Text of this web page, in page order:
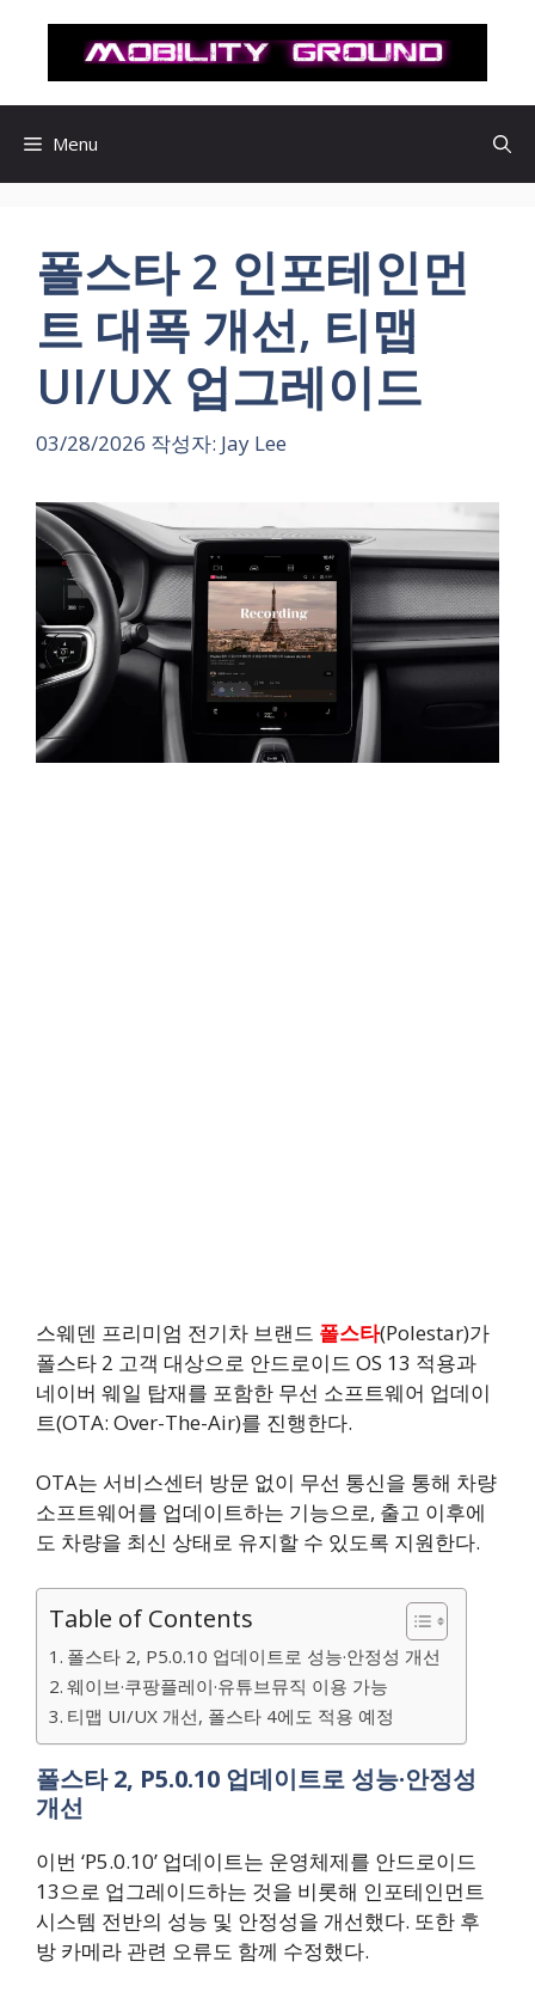
로
Menu
폴스타 2 인포테인먼
트 대폭 개선, 티맵
UI/UX 업그레이드
03/28/2026 작성자: Jay Lee
스웨덴 프리미엄 전기차 브랜드 폴스타(Polestar)가
폴스타 2 고객 대상으로 안드로이드 OS 13 적용과
네이버 웨일 탑재를 포함한 무선 소프트웨어 업데이
트(OTA: Over-The-Air)를 진행한다.
OTA는 서비스센터 방문 없이 무선 통신을 통해 차량
소프트웨어를 업데이트하는 기능으로, 출고 이후에
도 차량을 최신 상태로 유지할 수 있도록 지원한다.
Table of Contents
폴스타 2, P5.0.10 업데이트로 성능·안정성 개선
웨이브·쿠팡플레이·유튜브뮤직 이용 가능
티맵 UI/UX 개선, 폴스타 4에도 적용 예정
폴스타 2, P5.0.10 업데이트로 성능·안정성
개선
이번 ‘P5.0.10’ 업데이트는 운영체제를 안드로이드
13으로 업그레이드하는 것을 비롯해 인포테인먼트
시스템 전반의 성능 및 안정성을 개선했다. 또한 후
방 카메라 관련 오류도 함께 수정했다.